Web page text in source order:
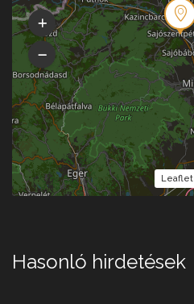
Leaflet
Hasonló hirdetések